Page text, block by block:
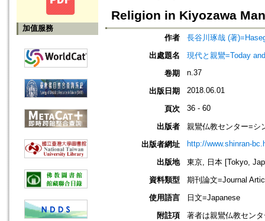
加值服務
Religion in Kiyozawa
作者
長谷川琢哉 (著
出處題名
現代と親鸞=Today
卷期
n.37
出版日期 2018.06.01
頁次 36 - 60
出版者
親鸞仏教センター=シ
出版者網址
http://www.shinran-
出版地
東京, 日本 [Tokyo,
資料類型
期刊論文=Journal
使用語言
日文=Japanese
附註項
著者は親鸞仏教セン